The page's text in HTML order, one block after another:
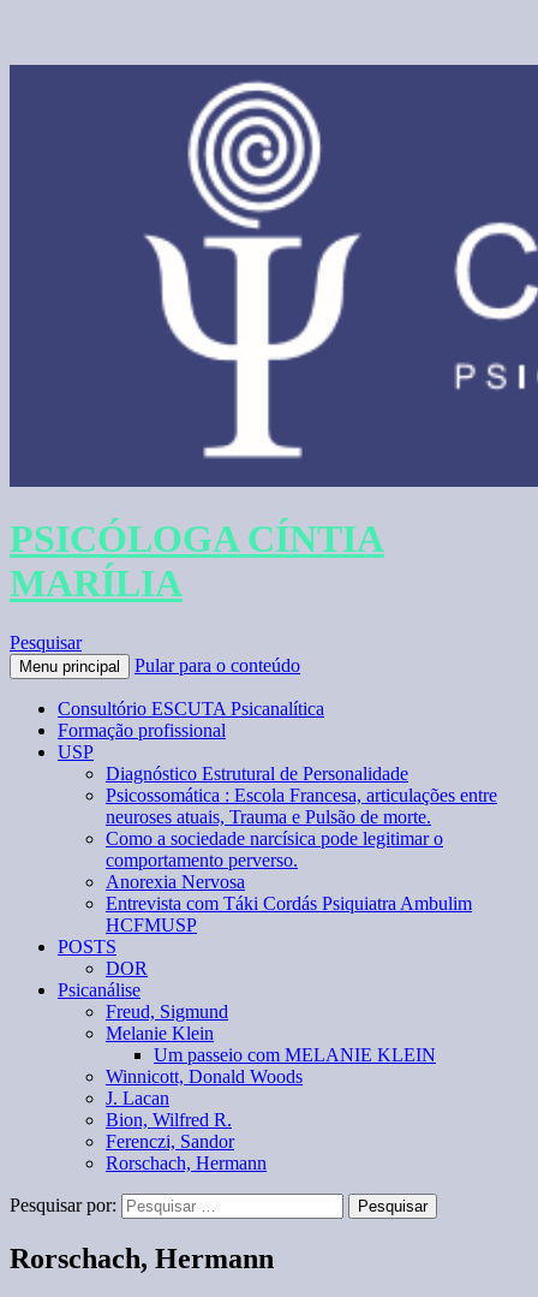
PSICÓLOGA CÍNTIA
MARÍLIA
Pesquisar
Menu principal Pular para o conteúdo
Consultório ESCUTA Psicanalítica
Formação profissional
USP
Diagnóstico Estrutural de Personalidade
Psicossomática : Escola Francesa, articulações entre
neuroses atuais, Trauma e Pulsão de morte.
Como a sociedade narcísica pode legitimar o
comportamento perverso.
Anorexia Nervosa
Entrevista com Táki Cordás Psiquiatra Ambulim
HCFMUSP
POSTS
DOR
Psicanálise
Freud, Sigmund
Melanie Klein
Um passeio com MELANIE KLEIN
Winnicott, Donald Woods
J. Lacan
Bion, Wilfred R.
Ferenczi, Sandor
Rorschach, Hermann
Pesquisar por:
Rorschach, Hermann